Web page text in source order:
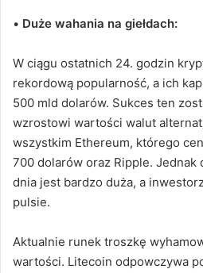
• Duże wahania na giełdach:
W ciągu ostatnich 24. godzin
rekordową popularność, a ich
500 mld dolarów. Sukces ten
wzrostowi wartości walut
wszystkim Ethereum, którego
700 dolarów oraz Ripple. Jednak
dnia jest bardzo duża, a
pulsie.
Aktualnie runek troszkę
wartości. Litecoin odpowczywa